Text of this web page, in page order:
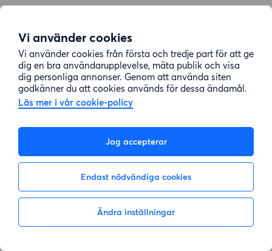
Vi använder cookies
Vi använder cookies från första och tredje part för att ge
dig en bra användarupplevelse, mäta publik och visa
dig personliga annonser. Genom att använda siten
godkänner du att cookies används för dessa ändamål.
Läs mer i vår cookie-policy
Jag accepterar
Endast nödvändiga cookies
Ändra inställningar
Gå till sök